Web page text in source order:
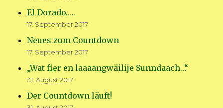
El Dorado…..
17. September 2017
Neues zum Countdown
17. September 2017
„Wat fier en laaaangwäilije Sunndaach…“
31. August 2017
Der Countdown läuft!